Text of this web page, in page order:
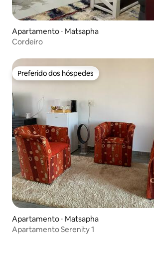
Apartamento ⋅ Matsapha
Cordeiro
Preferido dos hóspedes
Preferido dos hóspedes
Apartamento ⋅ Matsapha
Apartamento Serenity 1